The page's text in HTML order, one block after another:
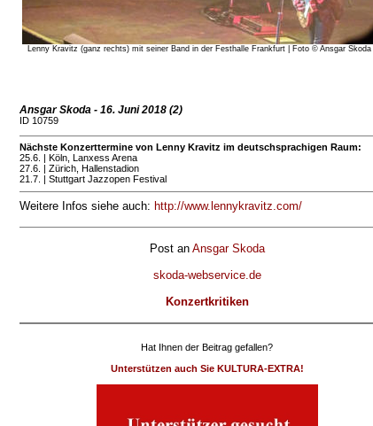
Lenny Kravitz (ganz rechts) mit seiner Band in der Festhalle Frankfurt | Foto © Ansgar Skoda
Ansgar Skoda - 16. Juni 2018 (2)
ID 10759
Nächste Konzerttermine von Lenny Kravitz im deutschsprachigen Raum:
25.6. | Köln, Lanxess Arena
27.6. | Zürich, Hallenstadion
21.7. | Stuttgart Jazzopen Festival
Weitere Infos siehe auch: http://www.lennykravitz.com/
Post an Ansgar Skoda
skoda-webservice.de
Konzertkritiken
Hat Ihnen der Beitrag gefallen?
Unterstützen auch Sie KULTURA-EXTRA!